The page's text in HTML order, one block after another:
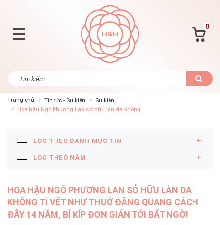
0
Trang chủ Tin tức - Sự kiện
Sự kiện
Hoa hậu Ngô Phương Lan sở hữu làn da không...
LỌC THEO DANH MỤC TIN
LỌC THEO NĂM
HOA HẬU NGÔ PHƯƠNG LAN SỞ HỮU LÀN DA
KHÔNG TÌ VẾT NHƯ THUỞ ĐĂNG QUANG CÁCH
ĐÂY 14 NĂM, BÍ KÍP ĐƠN GIẢN TỚI BẤT NGỜ!